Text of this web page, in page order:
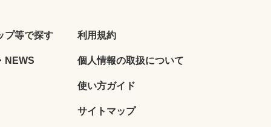
プ等で探す
NEWS
利用規約
個人情報の取扱について
使い方ガイド
サイトマップ